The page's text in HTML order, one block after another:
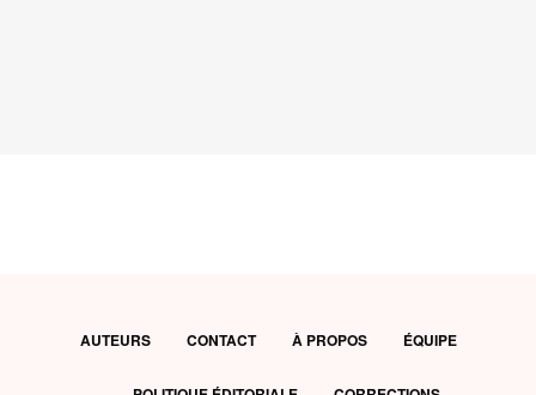
AUTEURS CONTACT À PROPOS ÉQUIPE